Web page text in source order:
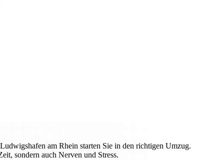
am Rhein starten Sie in den richtigen Umzug.
sondern auch Nerven und Stress.